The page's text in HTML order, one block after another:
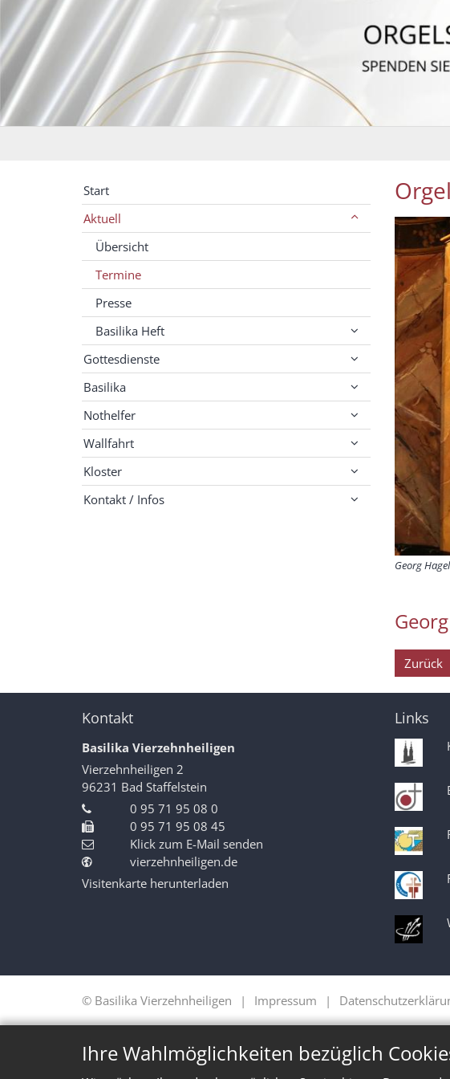
Ihre Wahlmöglichkeiten bezüglich
Georg
Zurück
Start
Aktuell
Übersicht
Termine
Presse
Basilika Heft
Gottesdienste
Basilika
Nothelfer
Wallfahrt
Kloster
Kontakt / Infos
Kontakt
Basilika Vierzehnheiligen
Vierzehnheiligen 2
96231 Bad Staffelstein
0 95 71 95 08 0
0 95 71 95 08 45
Klick zum E-Mail senden
vierzehnheiligen.de
Visitenkarte herunterladen
Links
© Basilika Vierzehnheiligen Impressum